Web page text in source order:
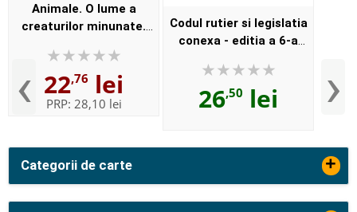
Categorii de carte +
‹
Animale. O lume a
creaturilor minunate.
puzzle, stikere si poster
22,76 lei
PRP: 28,10 lei
Codul rutier si legislatia
conexa - editia a 6-a
2016. Ghidul
contraventiilor rutiere
26,50 lei ›